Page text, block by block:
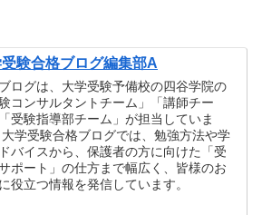
験合格ブログ編集部A
ログは、大学受験予備校の四谷学院の
験コンサルタントチーム」「講師チー
受験指導部チーム」が担当していま
学受験合格ブログでは、勉強方法や学
バイスから、保護者の方に向けた「受
ポート」の仕方まで幅広く、皆様のお
役立つ情報を発信しています。